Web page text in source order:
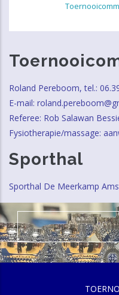
Roland Pereboom, tel.:
E-mail:
Referee: Rob Salawan
Fysiotherapie/massage:
Sporthal
Sporthal De Meerkamp